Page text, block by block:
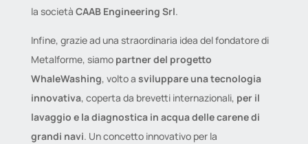
la società CAAB Engineering Srl.
Infine, grazie ad una straordinaria idea del fondatore di
Metalforme, siamo partner del progetto
WhaleWashing, volto a sviluppare una tecnologia
innovativa, coperta da brevetti internazionali, per il
lavaggio e la diagnostica in acqua delle carene di
grandi navi. Un concetto innovativo per la